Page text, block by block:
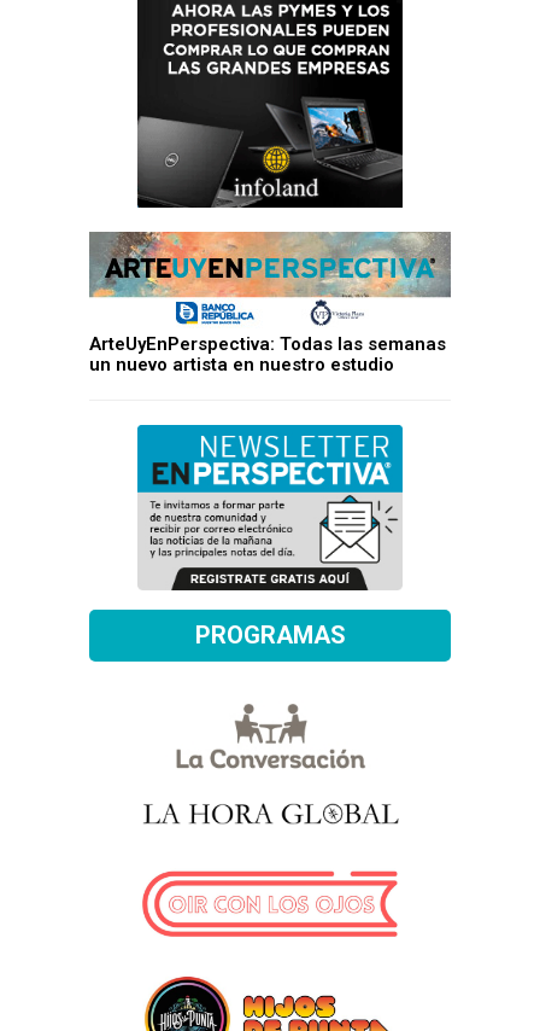
ArteUyEnPerspectiva: Todas las semanas
un nuevo artista en nuestro estudio
PROGRAMAS